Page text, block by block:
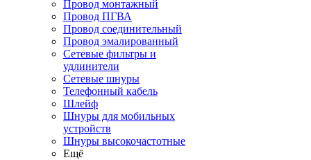
Провод монтажный
Провод ПГВА
Провод соединительный
Провод эмалированный
Сетевые фильтры и
удлинители
Сетевые шнуры
Телефонный кабель
Шлейф
Шнуры для мобильных
устройств
Шнуры высокочастотные
Ещё